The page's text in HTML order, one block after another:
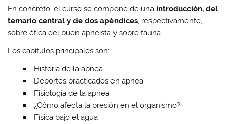
En concreto, el curso se compone de una introducción, del
temario central y de dos apéndices, respectivamente,
sobre ética del buen apneista y sobre fauna.
Los capítulos principales son:
Historia de la apnea
Deportes practicados en apnea
Fisiología de la apnea
¿Cómo afecta la presión en el organismo?
Física bajo el agua